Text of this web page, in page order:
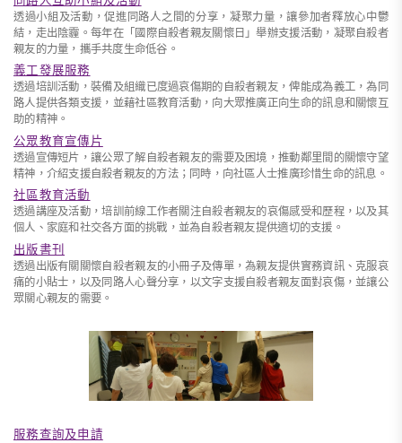
透過小組及活動，促進同路人之間的分享，凝聚力量，讓參加者釋放心中鬱
結，走出陰霾。每年在「國際自殺者親友關懷日」舉辦支援活動，凝聚自殺者
親友的力量，攜手共度生命低谷。
義工發展服務
透過培訓活動，裝備及組織已度過哀傷期的自殺者親友，俾能成為義工，為同
路人提供各類支援，並藉社區教育活動，向大眾推廣正向生命的訊息和關懷互
助的精神。
公眾教育宣傳片
透過宣傳短片，讓公眾了解自殺者親友的需要及困境，推動鄰里間的關懷守望
精神，介紹支援自殺者親友的方法；同時，向社區人士推廣珍惜生命的訊息。
社區教育活動
透過講座及活動，培訓前線工作者關注自殺者親友的哀傷感受和歷程，以及其
個人、家庭和社交各方面的挑戰，並為自殺者親友提供適切的支援。
出版書刊
透過出版有關關懷自殺者親友的小冊子及傳單，為親友提供實務資訊、克服哀
痛的小貼士，以及同路人心聲分享，以文字支援自殺者親友面對哀傷，並讓公
眾關心親友的需要。
服務查詢及申請